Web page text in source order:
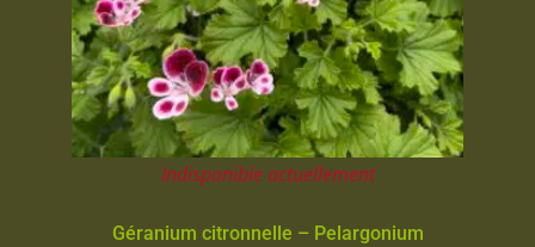
Indisponible actuellement
Géranium citronnelle – Pelargonium